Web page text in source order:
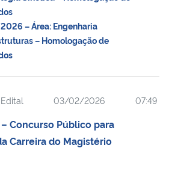
– Área: Engenharia
– Homologação de
Edital 03/02/2026 07:49
Concurso Público para
Carreira do Magistério